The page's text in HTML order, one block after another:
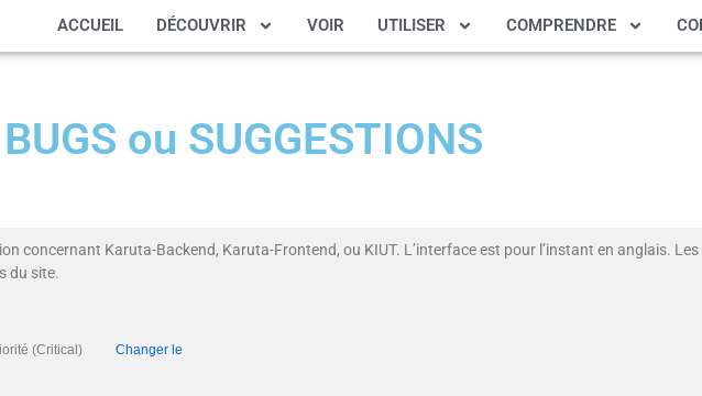
ACCUEIL DÉCOUVRIR VOIR UTILISER COMPRENDRE
ou SUGGESTIONS
concernant Karuta-Backend, Karuta-Frontend, ou KIUT. L’interface est pour l’instant en anglais.
du site.
Priorité (Critical) Changer le